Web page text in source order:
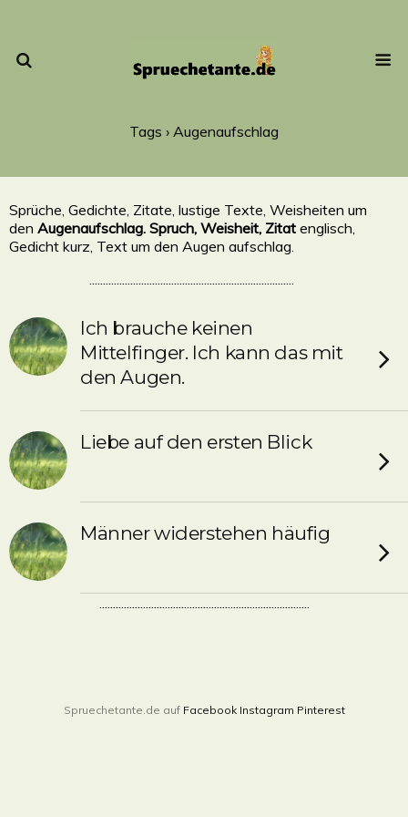
Tags › Augenaufschlag
Sprüche, Gedichte, Zitate, lustige Texte, Weisheiten um
den Augenaufschlag. Spruch, Weisheit, Zitat englisch,
Gedicht kurz, Text um den Augen aufschlag.
...........................................................................
Ich brauche keinen
Mittelfinger. Ich kann das mit
den Augen.
Liebe auf den ersten Blick
Männer widerstehen häufig
.............................................................................
Spruechetante.de auf Facebook Instagram Pinterest